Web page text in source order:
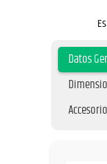
Datos